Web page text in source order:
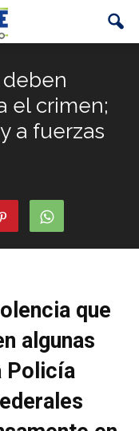
el crimen;
a fuerzas
que
algunas
Policía